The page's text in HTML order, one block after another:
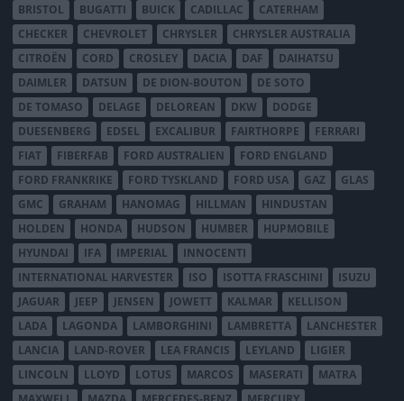
BRISTOL
BUGATTI BUICK CADILLAC
CATERHAM
CHECKER
CHEVROLET CHRYSLER
CHRYSLER AUSTRALIA
CITROËN
CORD CROSLEY DACIA DAF
DAIHATSU
DAIMLER
DATSUN DE DION-BOUTON
DE SOTO
DE TOMASO
DELAGE DELOREAN DKW
DODGE
DUESENBERG
EDSEL EXCALIBUR FAIRTHORPE
FERRARI
FIAT
FIBERFAB FORD AUSTRALIEN
FORD ENGLAND
FORD FRANKRIKE
FORD TYSKLAND FORD USA GAZ
GLAS
GMC
GRAHAM HANOMAG HILLMAN
HINDUSTAN
HOLDEN
HONDA HUDSON HUMBER
HUPMOBILE
HYUNDAI
IFA IMPERIAL
INNOCENTI
INTERNATIONAL HARVESTER
ISO ISOTTA FRASCHINI
ISUZU
JAGUAR
JEEP JENSEN JOWETT KALMAR
KELLISON
LADA
LAGONDA LAMBORGHINI LAMBRETTA
LANCHESTER
LANCIA
LAND-ROVER LEA FRANCIS LEYLAND
LIGIER
LINCOLN
LLOYD LOTUS MARCOS MASERATI
MATRA